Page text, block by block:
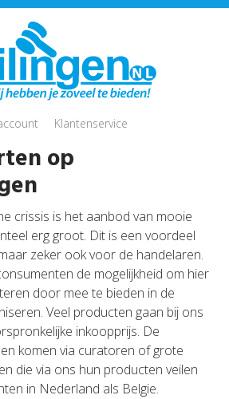
Klantenservice
op
crissis is het aanbod van mooie
erg groot. Dit is een voordeel
zeker ook voor de handelaren.
de mogelijkheid om hier
door mee te bieden in de
Veel producten gaan bij ons
inkoopprijs. De
komen via curatoren of grote
die via ons hun producten veilen
in Nederland als Belgie.